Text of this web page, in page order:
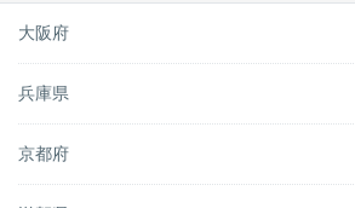
大阪府
兵庫県
京都府